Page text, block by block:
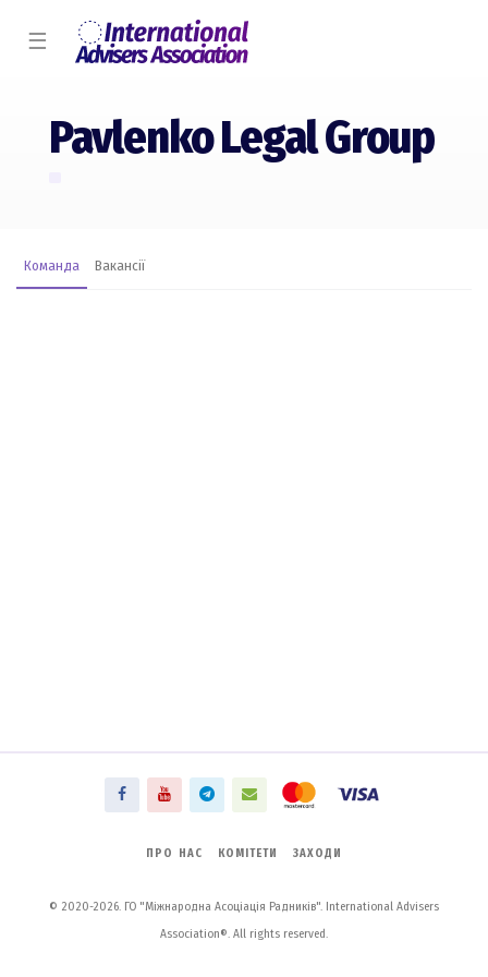
☰
Pavlenko Legal Group
Команда Вакансії
ПРО НАС КОМІТЕТИ ЗАХОДИ
© 2020-2026. ГО "Міжнародна Асоціація Радників". International Advisers
Association®. All rights reserved.